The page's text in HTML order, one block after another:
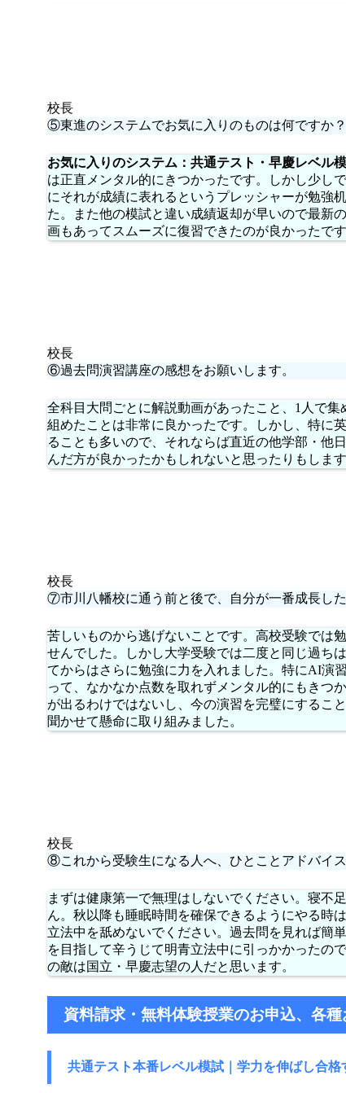
校長
⑤東進のシステムでお気に入りのものは何ですか？
お気に入りのシステム：共通テスト・早慶レベル
は正直メンタル的にきつかったです。しかし少し
にそれが成績に表れるというプレッシャーが勉強
た。また他の模試と違い成績返却が早いので最新
画もあってスムーズに復習できたのが良かったです
校長
⑥過去問演習講座の感想をお願いします。
全科目大問ごとに解説動画があったこと、1人で集
組めたことは非常に良かったです。しかし、特に
ることも多いので、それならば直近の他学部・他
んだ方が良かったかもしれないと思ったりもします
校長
⑦市川八幡校に通う前と後で、自分が一番成長し
苦しいものから逃げないことです。高校受験では
せんでした。しかし大学受験では二度と同じ過ち
てからはさらに勉強に力を入れました。特にAI演
って、なかなか点数を取れずメンタル的にもきつ
が出るわけではないし、今の演習を完璧にするこ
聞かせて懸命に取り組みました。
校長
⑧これから受験生になる人へ、ひとことアドバイス
まずは健康第一で無理はしないでください。寝不
ん。秋以降も睡眠時間を確保できるようにやる時
立法中を舐めないでください。過去問を見れば簡
を目指して辛うじて明青立法中に引っかかったの
の敵は国立・早慶志望の人だと思います。
資料請求・無料体験授業のお申込、各
共通テスト本番レベル模試｜学力を伸ばし合格